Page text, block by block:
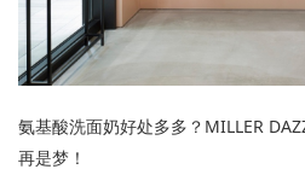
氨基酸洗面奶好处多多？MILLER
再是梦！